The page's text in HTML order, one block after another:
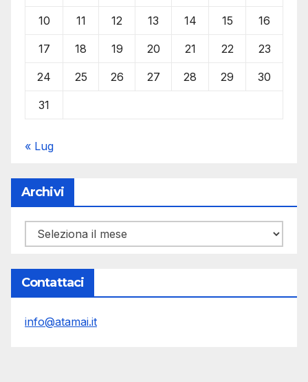
10 11 12 13 14 15 16
17 18 19 20 21 22 23
24 25 26 27 28 29 30
31
« Lug
Archivi
Archivi
Contattaci
info@atamai.it